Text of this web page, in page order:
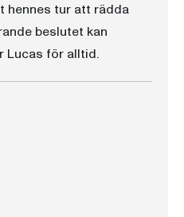
hennes tur att rädda
beslutet kan
Lucas för alltid.